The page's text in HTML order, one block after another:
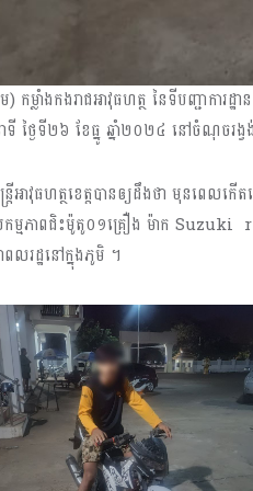
កម្លាំងកងរាជអាវុធហត្ថ នៃទីបញ្ជាការ
ទី ថ្ងៃទី២៦ ខែធ្នូ ឆ្នាំ២០២៤ នៅចំណុច
ត្រីអាវុធហត្ថខេត្តបានឲ្យដឹងថា មុនពេ
កម្មភាពជិះម៉ូតូ០១គ្រឿង ម៉ាក Suzuki
លរដ្ឋនៅក្នុងភូមិ ។